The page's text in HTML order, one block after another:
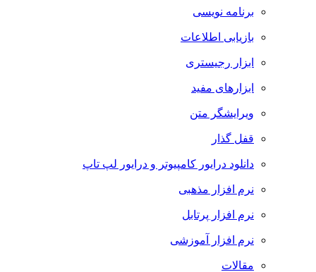
برنامه نویسی
بازیابی اطلاعات
ابزار رجیستری
ابزارهای مفید
ویرایشگر متن
قفل گذار
دانلود درایور کامپیوتر و درایور لپ تاپ
نرم افزار مذهبی
نرم افزار پرتابل
نرم افزار آموزشی
مقالات